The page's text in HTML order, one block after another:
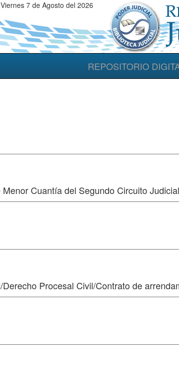
Viernes 7 de Agosto del 2026
REPOSITORIO